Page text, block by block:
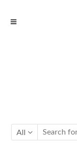
Skip
Skip
All